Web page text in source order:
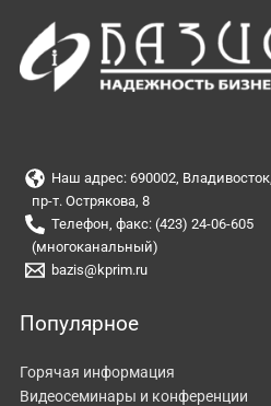
Наш адрес: 690002, Владивосток,
пр-т. Острякова, 8
Телефон, факс: (423) 24-06-605
(многоканальный)
bazis@kprim.ru
Популярное
Горячая информация
Видеосеминары и конференции